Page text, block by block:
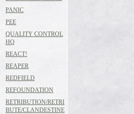
PANIC
PEE
QUALITY CONTROL
HQ
REACT!
REAPER
REDFIELD
REFOUNDATION
RETRIBUTION/RETRI
BUTE/CLANDESTINE